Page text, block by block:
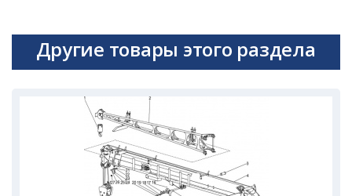
Другие товары этого раздела